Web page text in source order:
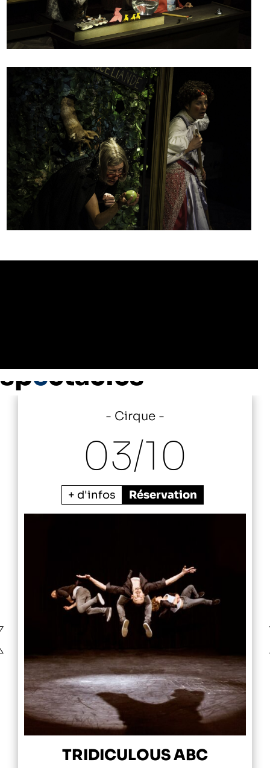
spectacles
Cirque
03/10
+ d'infos Réservation
TRIDICULOUS ABC